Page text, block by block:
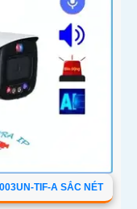
TIF-A SẮC NÉT